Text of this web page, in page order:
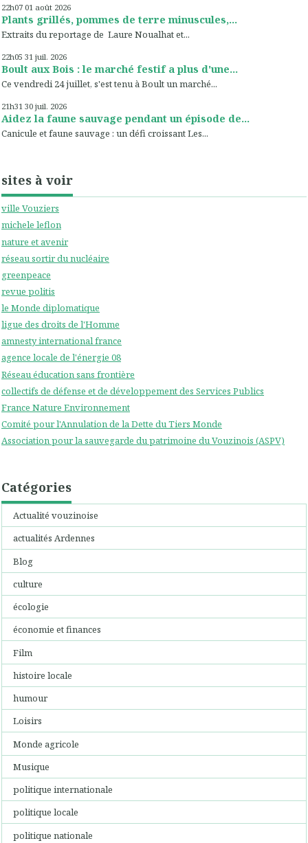
22h07 01 août 2026
Plants grillés, pommes de terre minuscules,...
Extraits du reportage de Laure Noualhat et...
22h05 31 juil. 2026
Boult aux Bois : le marché festif a plus d'une...
Ce vendredi 24 juillet, s'est tenu à Boult un marché...
21h31 30 juil. 2026
Aidez la faune sauvage pendant un épisode de...
Canicule et faune sauvage : un défi croissant Les...
sites à voir
ville Vouziers
michele leflon
nature et avenir
réseau sortir du nucléaire
greenpeace
revue politis
le Monde diplomatique
ligue des droits de l'Homme
amnesty international france
agence locale de l'énergie 08
Réseau éducation sans frontière
collectifs de défense et de développement des Services Publics
France Nature Environnement
Comité pour l'Annulation de la Dette du Tiers Monde
Association pour la sauvegarde du patrimoine du Vouzinois (ASPV)
Catégories
Actualité vouzinoise
actualités Ardennes
Blog
culture
écologie
économie et finances
Film
histoire locale
humour
Loisirs
Monde agricole
Musique
politique internationale
politique locale
politique nationale